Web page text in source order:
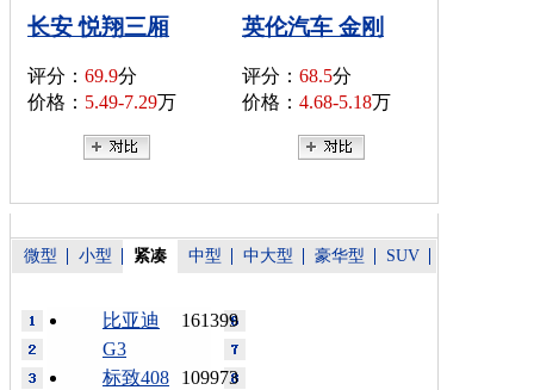
长安 悦翔三厢
评分： 69.9分
价格： 5.49-7.29万
英伦汽车 金刚
评分： 68.5分
价格： 4.68-5.18万
微型 小型 紧凑 中型 中大型 豪华型 SUV
161399
比亚迪
G3
109973
标致408